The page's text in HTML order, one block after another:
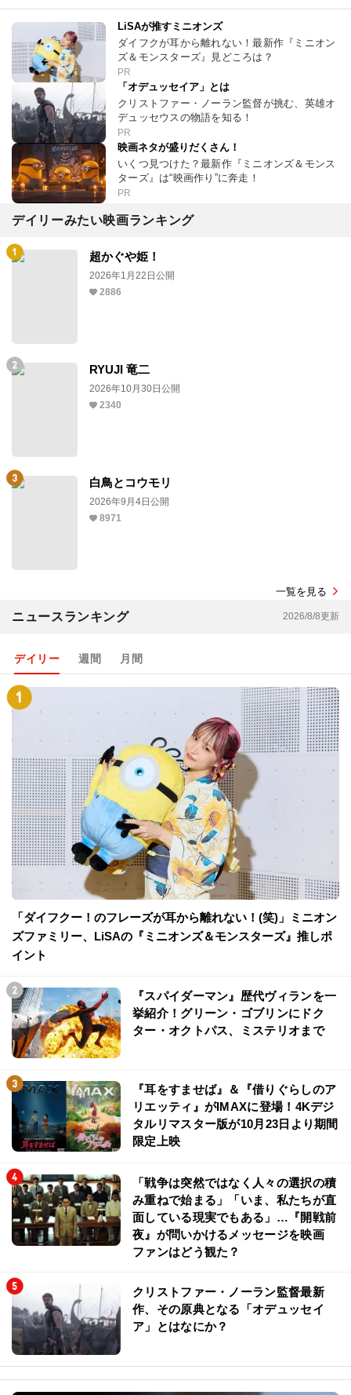
LiSAが推すミニオンズ
ダイフクが耳から離れない！最新作『ミニオン
ズ＆モンスターズ』見どころは？
PR
「オデュッセイア」とは
クリストファー・ノーラン監督が挑む、英雄オ
デュッセウスの物語を知る！
PR
映画ネタが盛りだくさん！
いくつ見つけた？最新作『ミニオンズ＆モンス
ターズ』は“映画作り”に奔走！
PR
デイリーみたい映画ランキング
超かぐや姫！
2026年1月22日公開
2886
RYUJI 竜二
2026年10月30日公開
2340
白鳥とコウモリ
2026年9月4日公開
8971
一覧を見る
ニュースランキング 2026/8/8更新
デイリー 週間 月間
「ダイフクー！のフレーズが耳から離れない！(笑)」ミニオン
ズファミリー、LiSAの『ミニオンズ＆モンスターズ』推しポ
イント
『スパイダーマン』歴代ヴィランを一
挙紹介！グリーン・ゴブリンにドク
ター・オクトパス、ミステリオまで
『耳をすませば』＆『借りぐらしのア
リエッティ』がIMAXに登場！4Kデジ
タルリマスター版が10月23日より期間
限定上映
「戦争は突然ではなく人々の選択の積
み重ねで始まる」「いま、私たちが直
面している現実でもある」…『開戦前
夜』が問いかけるメッセージを映画
ファンはどう観た？
クリストファー・ノーラン監督最新
作、その原典となる「オデュッセイ
ア」とはなにか？